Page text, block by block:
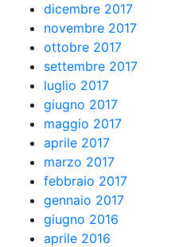
dicembre 2017
novembre 2017
ottobre 2017
settembre 2017
luglio 2017
giugno 2017
maggio 2017
aprile 2017
marzo 2017
febbraio 2017
gennaio 2017
giugno 2016
aprile 2016